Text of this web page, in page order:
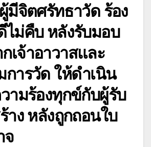
มีจิตศรัทธาวัด ร้อง
ม่คืบ หลังรับมอบ
เจ้าอาวาสและ
ารวัด ให้ดำเนิน
ามร้องทุกข์กับผู้รับ
าง หลังถูกถอนใบ
จ